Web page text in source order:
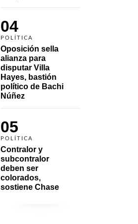
04
POLÍTICA
Oposición sella
alianza para
disputar Villa
Hayes, bastión
político de Bachi
Núñez
05
POLÍTICA
Contralor y
subcontralor
deben ser
colorados,
sostiene Chase